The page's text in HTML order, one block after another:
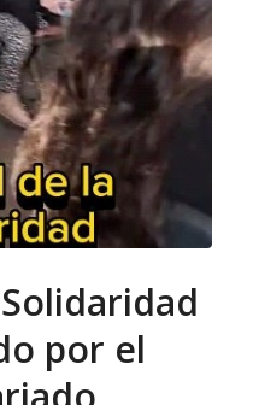
por el